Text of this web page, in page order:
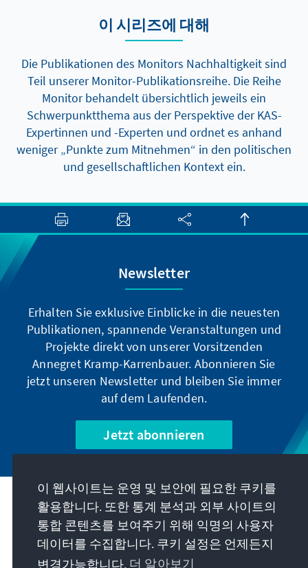
nationalen Prioritäten sicherzustellen.
이 시리즈에 대해
Die Publikationen des Monitors Nachhaltigkeit sind
Teil unserer Monitor-Publikationsreihe. Die Reihe
Monitor behandelt übersichtlich jeweils ein
Schwerpunktthema aus der Perspektive der KAS-
Expertinnen und -Experten und ordnet es anhand
weniger „Punkte zum Mitnehmen“ in den politischen
und gesellschaftlichen Kontext ein.
Newsletter
Erhalten Sie exklusive Einblicke in die neuesten
Publikationen, spannende Veranstaltungen und
Projekte direkt von unserer Vorsitzenden
Annegret Kramp-Karrenbauer. Abonnieren Sie
jetzt unseren Newsletter und bleiben Sie immer
auf dem Laufenden.
Jetzt abonnieren
우리의 과제
연락처
이 웹사이트는 운영 및 보안에 필요한 쿠키를
활용합니다. 또한 통계 분석과 외부 사이트의
통합 콘텐츠를 보여주기 위해 익명의 사용자
데이터를 수집합니다. 쿠키 설정은 언제든지
변경가능합니다. 더 알아보기